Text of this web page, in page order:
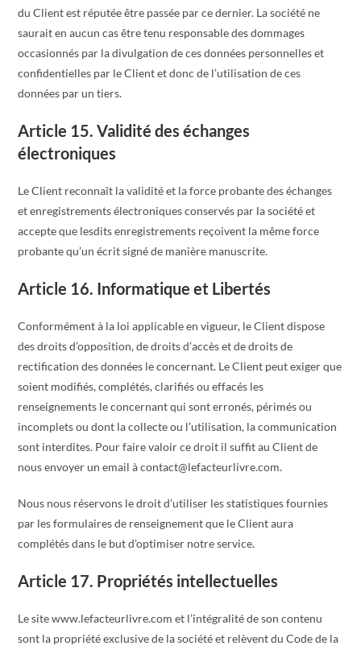
du Client est réputée être passée par ce dernier. La société ne
saurait en aucun cas être tenu responsable des dommages
occasionnés par la divulgation de ces données personnelles et
confidentielles par le Client et donc de l’utilisation de ces
données par un tiers.
Article 15. Validité des échanges
électroniques
Le Client reconnaît la validité et la force probante des échanges
et enregistrements électroniques conservés par la société et
accepte que lesdits enregistrements reçoivent la même force
probante qu’un écrit signé de manière manuscrite.
Article 16. Informatique et Libertés
Conformément à la loi applicable en vigueur, le Client dispose
des droits d’opposition, de droits d’accès et de droits de
rectification des données le concernant. Le Client peut exiger que
soient modifiés, complétés, clarifiés ou effacés les
renseignements le concernant qui sont erronés, périmés ou
incomplets ou dont la collecte ou l’utilisation, la communication
sont interdites. Pour faire valoir ce droit il suffit au Client de
nous envoyer un email à contact@lefacteurlivre.com.
Nous nous réservons le droit d’utiliser les statistiques fournies
par les formulaires de renseignement que le Client aura
complétés dans le but d’optimiser notre service.
Article 17. Propriétés intellectuelles
Le site www.lefacteurlivre.com et l’intégralité de son contenu
sont la propriété exclusive de la société et relèvent du Code de la